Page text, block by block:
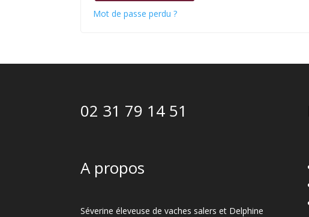
Mot de passe perdu ?
02 31 79 14 51
A propos
Séverine éleveuse de vaches salers et Delphine